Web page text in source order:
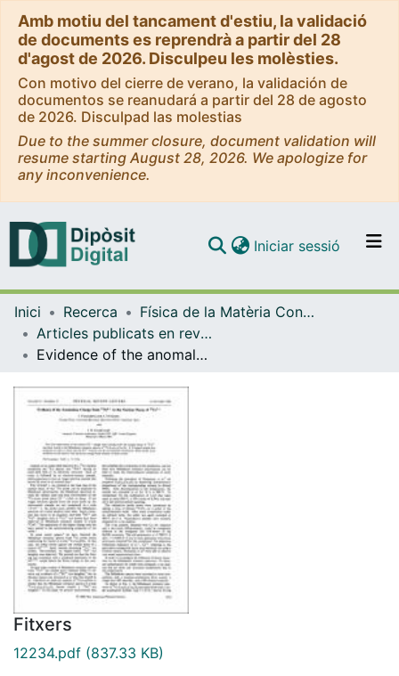
Amb motiu del tancament d'estiu, la validació
de documents es reprendrà a partir del 28
d'agost de 2026. Disculpeu les molèsties.
Con motivo del cierre de verano, la validación de
documentos se reanudará a partir del 28 de agosto
de 2026. Disculpad las molestias
Due to the summer closure, document validation will
resume starting August 28, 2026. We apologize for
any inconvenience.
Navega per tot el DD
Com publicar
Contacte
Iniciar sessió (current)
Inici Recerca
Física de la Matèria Condensada
Articles publicats en revistes (Física de la Matèria Condensada)
Evidence of the anomalous charge state 57Fe4+ in the nuclear decay of 57Co3+
Fitxers
12234.pdf (837.33 KB)